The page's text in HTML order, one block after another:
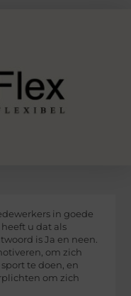
in goede
u dat als
is Ja en neen.
om zich
te doen, en
om zich